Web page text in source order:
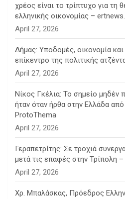
χρέος είναι το τρίπτυχο για τη
ελληνικής οικονομίας –
April 27, 2026
Δήμας: Υποδομές, οικονομία
επίκεντρο της πολιτικής
April 27, 2026
Νίκος Γκέλια: Το σημείο μηδέν
ήταν όταν ήρθα στην Ελλάδα
ProtoThema
April 27, 2026
Γεραπετρίτης: Σε τροχιά
μετά τις επαφές στην Τρίπολη
April 27, 2026
Χρ. Μπαλάσκας, Πρόεδρος